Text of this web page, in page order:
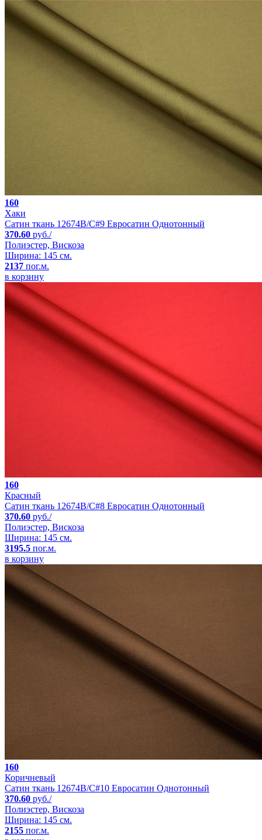
160
Хаки
Сатин ткань 12674B/C#9 Евросатин Однотонный
370.60 руб./
Полиэстер, Вискоза
Ширина: 145 см.
2137 пог.м.
в корзину
160
Красный
Сатин ткань 12674B/C#8 Евросатин Однотонный
370.60 руб./
Полиэстер, Вискоза
Ширина: 145 см.
3195.5 пог.м.
в корзину
160
Коричневый
Сатин ткань 12674B/C#10 Евросатин Однотонный
370.60 руб./
Полиэстер, Вискоза
Ширина: 145 см.
2155 пог.м.